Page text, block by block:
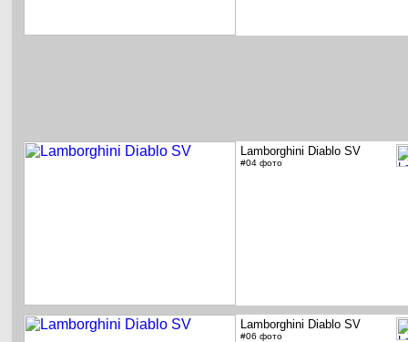
Lamborghini Diablo SV
#04 фото
Lamborghini Diablo SV
#06 фото